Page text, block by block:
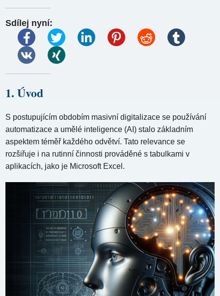
Sdílej nyní:
1. Úvod
S postupujícím obdobím masivní digitalizace se používání
automatizace a umělé inteligence (AI) stalo základním
aspektem téměř každého odvětví. Tato relevance se
rozšiřuje i na rutinní činnosti prováděné s tabulkami v
aplikacích, jako je Microsoft Excel.